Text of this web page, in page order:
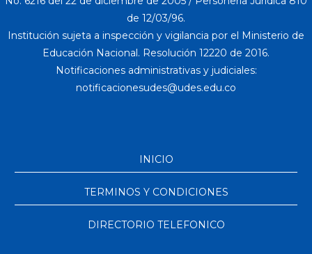
de 12/03/96.
Institución sujeta a inspección y vigilancia por el Ministerio de
Educación Nacional. Resolución 12220 de 2016.
Notificaciones administrativas y judiciales:
INICIO
TERMINOS Y CONDICIONES
DIRECTORIO TELEFONICO